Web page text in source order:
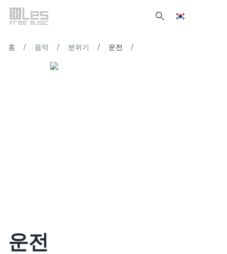
홈 / 음악 / 분위기 / 운전 /
운전